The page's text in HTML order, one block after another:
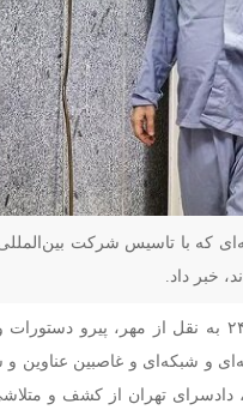
که با تاسیس شرکت بین‌المللی
خبر داد.
به گزارش پایگاه خبری – تحلیلی رواج ۲۴ به نقل از
و شبکه‌ای و غاصبین عناوین و
دادسرای تهران از کشف و